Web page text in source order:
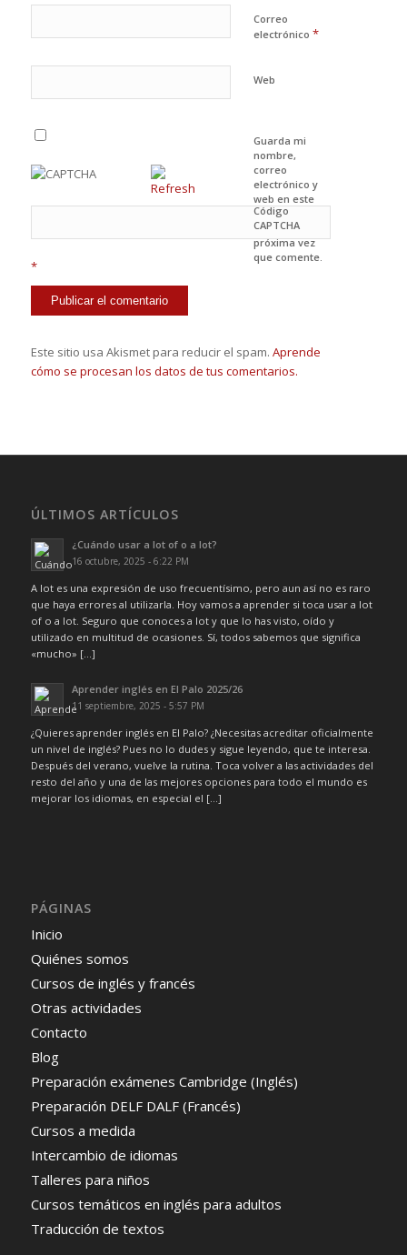
Correo
electrónico *
Web
Guarda mi
nombre,
correo
electrónico y
web en este
navegador
para la
próxima vez
que comente.
Código
CAPTCHA
*
Este sitio usa Akismet para reducir el spam. Aprende
cómo se procesan los datos de tus comentarios.
ÚLTIMOS ARTÍCULOS
¿Cuándo usar a lot of o a lot?
16 octubre, 2025 - 6:22 PM
A lot es una expresión de uso frecuentísimo, pero aun así no es raro
que haya errores al utilizarla. Hoy vamos a aprender si toca usar a lot
of o a lot. Seguro que conoces a lot y que lo has visto, oído y
utilizado en multitud de ocasiones. Sí, todos sabemos que significa
«mucho» […]
Aprender inglés en El Palo 2025/26
11 septiembre, 2025 - 5:57 PM
¿Quieres aprender inglés en El Palo? ¿Necesitas acreditar oficialmente
un nivel de inglés? Pues no lo dudes y sigue leyendo, que te interesa.
Después del verano, vuelve la rutina. Toca volver a las actividades del
resto del año y una de las mejores opciones para todo el mundo es
mejorar los idiomas, en especial el […]
PÁGINAS
Inicio
Quiénes somos
Cursos de inglés y francés
Otras actividades
Contacto
Blog
Preparación exámenes Cambridge (Inglés)
Preparación DELF DALF (Francés)
Cursos a medida
Intercambio de idiomas
Talleres para niños
Cursos temáticos en inglés para adultos
Traducción de textos